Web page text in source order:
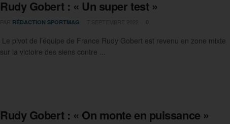
Rudy Gobert : « Un super test »
RÉDACTION SPORTMAG
Le pivot de l’équipe de France Rudy Gobert est revenu en zone mixte
sur la victoire des siens contre ...
Rudy Gobert : « On monte en puissance »